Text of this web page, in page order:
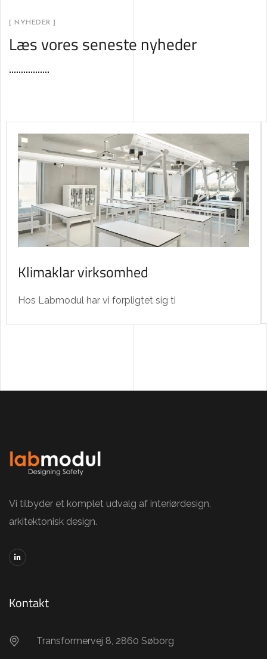
[ NYHEDER ]
Læs vores seneste nyheder
Klimaklar virksomhed
Hos Labmodul har vi forpligtet sig ti
Vi tilbyder et komplet udvalg af interiørdesign,
arkitektonisk design.
Kontakt
Transformervej 8, 2860 Søborg